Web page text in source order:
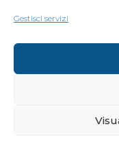
Gestisci servizi